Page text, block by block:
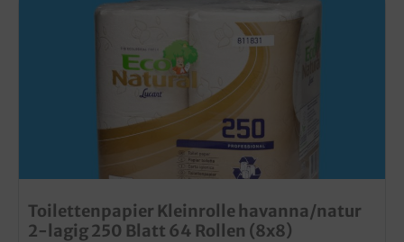
Toilettenpapier Kleinrolle havanna/natur
2-lagig 250 Blatt 64 Rollen (8x8)